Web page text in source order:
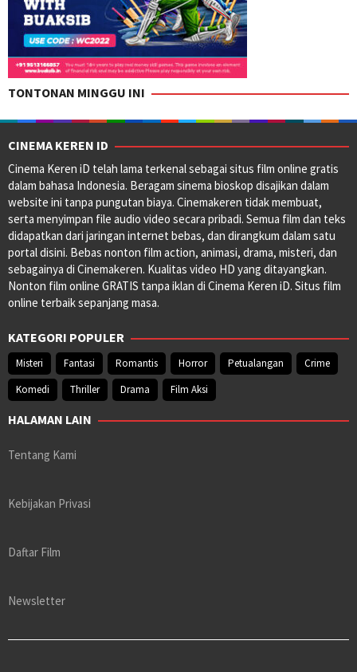
TONTONAN MINGGU INI
CINEMA KEREN ID
Cinema Keren iD telah lama terkenal sebagai situs film online gratis
dalam bahasa Indonesia. Beragam sinema bioskop disajikan dalam
website ini tanpa pungutan biaya. Cinemakeren tidak membuat,
serta menyimpan file audio video secara pribadi. Semua film dan teks
didapatkan dari jaringan internet bebas, dan dirangkum dalam satu
portal disini. Bebas nonton film action, animasi, drama, misteri, dan
sebagainya di Cinemakeren. Kualitas video HD yang ditayangkan.
Nonton film online GRATIS tanpa iklan di Cinema Keren iD. Situs film
online terbaik sepanjang masa.
KATEGORI POPULER
Misteri Fantasi Romantis Horror Petualangan
Crime
Komedi
Thriller Drama Film Aksi
HALAMAN LAIN
Tentang Kami
Kebijakan Privasi
Daftar Film
Newsletter